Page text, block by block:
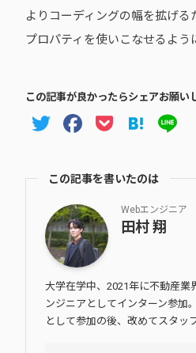
よりコーディングの幅を拡げる
プロパティを使いこなせるよう
この記事が良かったらシェアお願い
TwitterFacebook
Pocket
この記事を書いたのは
Webエンジニア
田村 翔
大学在学中、2021年に不動産業
ンジニアとしてインターン参加
として参加の後、改めてスタッ